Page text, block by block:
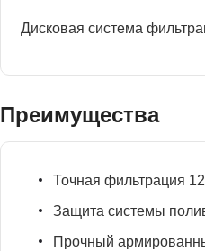
Дисковая система
Преимущества
Точная фильтрация
Защита системы
Прочный